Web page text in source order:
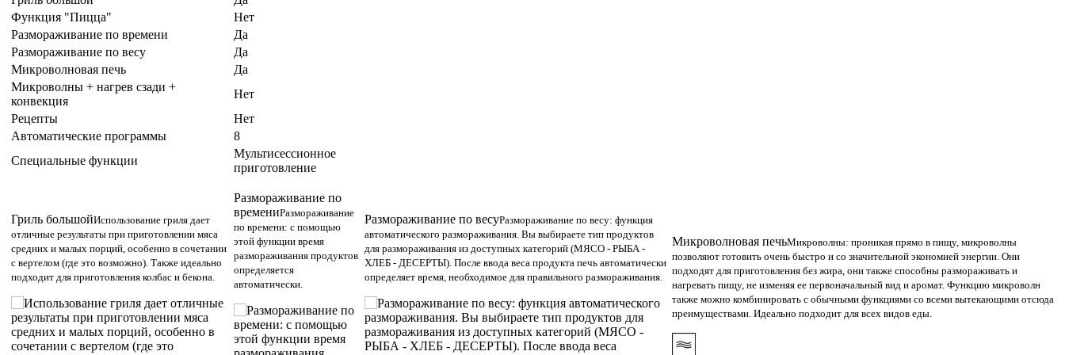
Функция "Пицца"
Нет
Размораживание по времени
Да
Размораживание по весу
Да
Микроволновая печь
Да
Микроволны + нагрев сзади +
конвекция
Нет
Рецепты
Нет
Автоматические программы
8
Специальные функции
Мультисессионное
приготовление
Гриль большойИспользование гриля дает
отличные результаты при приготовлении мяса
средних и малых порций, особенно в сочетании
с вертелом (где это возможно). Также идеально
подходит для приготовления колбас и бекона.
Размораживание по
времениРазмораживание
по времени: с помощью
этой функции время
размораживания продуктов
определяется
автоматически.
Размораживание по весуРазмораживание по весу: функция
автоматического размораживания. Вы выбираете тип продуктов
для размораживания из доступных категорий (МЯСО - РЫБА -
ХЛЕБ - ДЕСЕРТЫ). После ввода веса продукта печь автоматически
определяет время, необходимое для правильного размораживания.
Микроволновая печьМикроволны: проникая прямо в пищу, микроволны
позволяют готовить очень быстро и со значительной экономией энергии. Они
подходят для приготовления без жира, они также способны размораживать и
нагревать пищу, не изменяя ее первоначальный вид и аромат. Функцию микроволн
также можно комбинировать с обычными функциями со всеми вытекающими отсюда
преимуществами. Идеально подходит для всех видов еды.